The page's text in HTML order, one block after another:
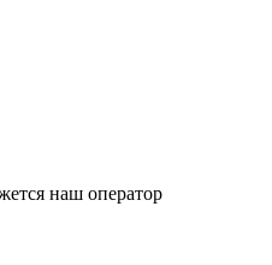
наш оператор